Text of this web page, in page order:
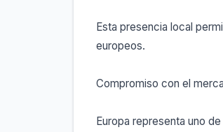
Esta presencia local
europeos.
Compromiso con el
Europa representa uno